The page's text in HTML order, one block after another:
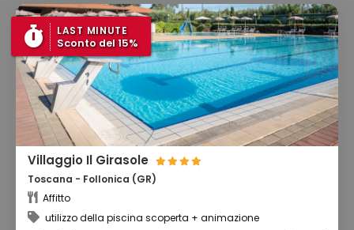
LAST MINUTE
Sconto del 15%
Villaggio Il Girasole
Toscana - Follonica (GR)
Affitto
utilizzo della piscina scoperta + animazione